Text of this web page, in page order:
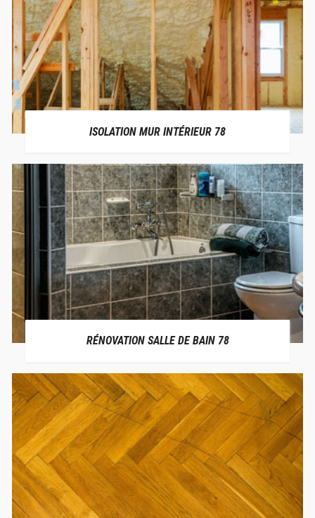
ISOLATION MUR INTÉRIEUR 78
RÉNOVATION SALLE DE BAIN 78